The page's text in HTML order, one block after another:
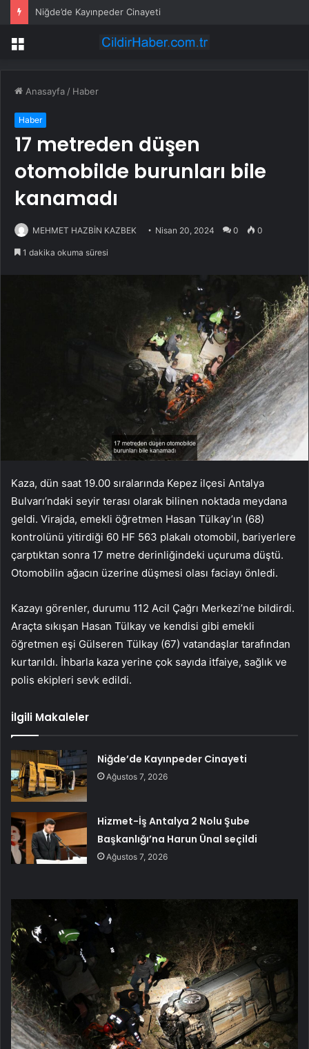
Niğde’de Kayınpeder Cinayeti
Menü
Anasayfa / Haber
Haber
17 metreden düşen
otomobilde burunları bile
kanamadı
MEHMET HAZBİN KAZBEK Nisan 20, 2024 0 0
1 dakika okuma süresi
Kaza, dün saat 19.00 sıralarında Kepez ilçesi Antalya
Bulvarı’ndaki seyir terası olarak bilinen noktada meydana
geldi. Virajda, emekli öğretmen Hasan Tülkay’ın (68)
kontrolünü yitirdiği 60 HF 563 plakalı otomobil, bariyerlere
çarptıktan sonra 17 metre derinliğindeki uçuruma düştü.
Otomobilin ağacın üzerine düşmesi olası faciayı önledi.
Kazayı görenler, durumu 112 Acil Çağrı Merkezi’ne bildirdi.
Araçta sıkışan Hasan Tülkay ve kendisi gibi emekli
öğretmen eşi Gülseren Tülkay (67) vatandaşlar tarafından
kurtarıldı. İhbarla kaza yerine çok sayıda itfaiye, sağlık ve
polis ekipleri sevk edildi.
İlgili Makaleler
Niğde’de Kayınpeder Cinayeti
Ağustos 7, 2026
Hizmet-İş Antalya 2 Nolu Şube
Başkanlığı’na Harun Ünal seçildi
Ağustos 7, 2026